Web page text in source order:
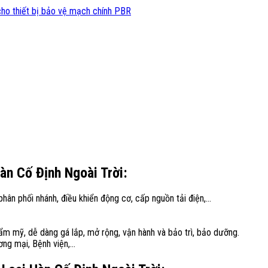
Cố Định Ngoài Trời:
phối nhánh, điều khiển động cơ, cấp nguồn tải điện,…
mỹ, dễ dàng gá lắp, mở rộng, vận hành và bảo trì, bảo dưỡng.
mại, Bệnh viện,…